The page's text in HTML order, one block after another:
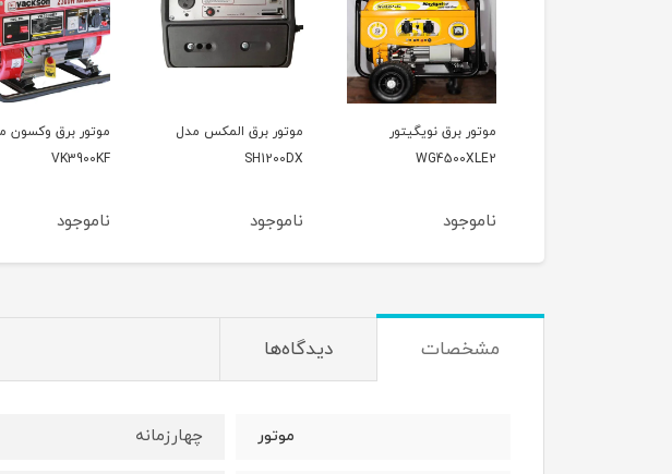
موتور برق المکس مدل
SH1200DX
ناموجود
موتور برق وکسون مدل
VK3900KF
ناموجود
موتور برق کاما مدل
KDE9000
ناموجود
مشخصات دیدگاه‌ها
موتور چهارزمانه